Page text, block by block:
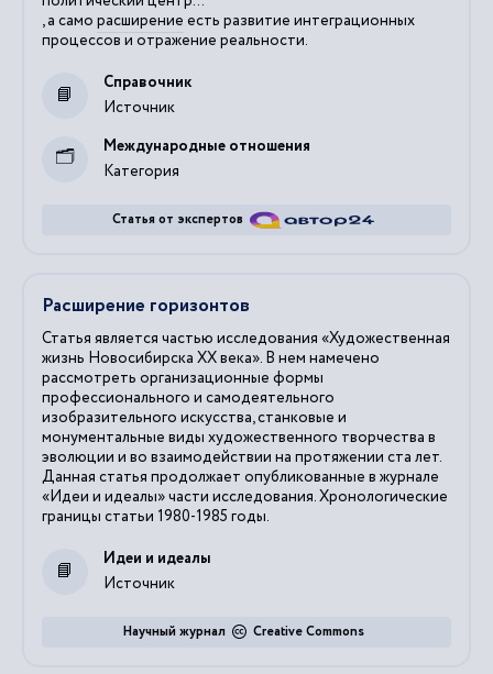
, а само расширение есть развитие интеграционных
процессов и отражение реальности.
Источник
Справочник
Категория
Международные отношения
Статья от экспертов
Расширение горизонтов
Статья является частью исследования «Художественная
жизнь Новосибирска ХХ века». В нем намечено
рассмотреть организационные формы
профессионального и самодеятельного
изобразительного искусства, станковые и
монументальные виды художественного творчества в
эволюции и во взаимодействии на протяжении ста лет.
Данная статья продолжает опубликованные в журнале
«Идеи и идеалы» части исследования. Хронологические
границы статьи 1980-1985 годы.
Источник
Идеи и идеалы
Creative Commons
Научный журнал